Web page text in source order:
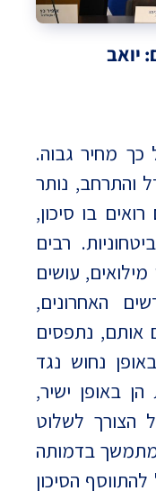
יואב
כך מחיר גבוה.
והתרחב, נותר
בו סיכון,
רבים
עושים
האחרונים,
אותם, נתפסים
נחוש נגד
באופן ישיר,
הצורך לשלוט
בדמותה
הסיכון